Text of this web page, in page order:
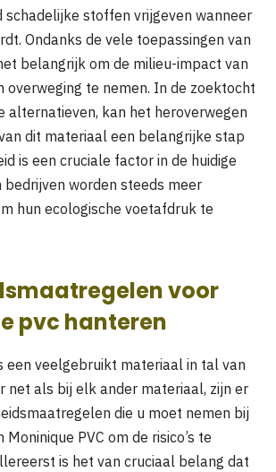
schadelijke stoffen vrijgeven wanneer
Ondanks de vele toepassingen van
belangrijk om de milieu-impact van
overweging te nemen. In de zoektocht
alternatieven, kan het heroverwegen
dit materiaal een belangrijke stap
is een cruciale factor in de huidige
worden steeds meer
hun ecologische voetafdruk te
voor
pvc hanteren
een veelgebruikt materiaal in tal van
net als bij elk ander materiaal, zijn er
die u moet nemen bij
PVC om de risico’s te
is het van cruciaal belang dat